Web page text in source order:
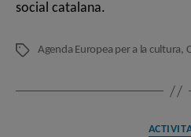
social catalana.
EtiquetesAgenda Europea per a la cultura,